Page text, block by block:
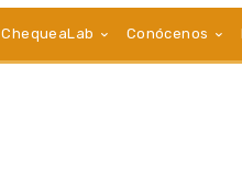
ChequeaLab Conócenos